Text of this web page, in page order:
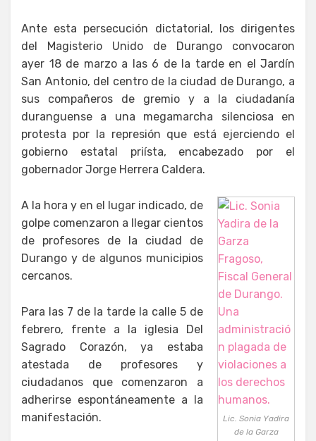
Ante esta persecución dictatorial, los dirigentes
del Magisterio Unido de Durango convocaron
ayer 18 de marzo a las 6 de la tarde en el Jardín
San Antonio, del centro de la ciudad de Durango, a
sus compañeros de gremio y a la ciudadanía
duranguense a una megamarcha silenciosa en
protesta por la represión que está ejerciendo el
gobierno estatal priísta, encabezado por el
gobernador Jorge Herrera Caldera.
Lic. Sonia Yadira
de la Garza
A la hora y en el lugar indicado, de
golpe comenzaron a llegar cientos
de profesores de la ciudad de
Durango y de algunos municipios
cercanos.
Para las 7 de la tarde la calle 5 de
febrero, frente a la iglesia Del
Sagrado Corazón, ya estaba
atestada de profesores y
ciudadanos que comenzaron a
adherirse espontáneamente a la
manifestación.